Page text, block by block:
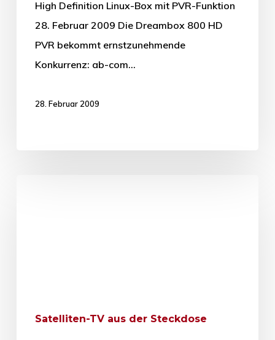
High Definition Linux-Box mit PVR-Funktion
28. Februar 2009 Die Dreambox 800 HD
PVR bekommt ernstzunehmende
Konkurrenz: ab-com…
28. Februar 2009
Satelliten-TV aus der Steckdose